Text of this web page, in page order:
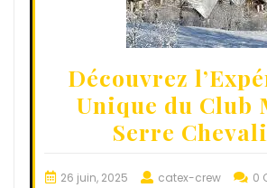
Découvrez
Unique du Club
Serre
26 juin, 2025 catex-crew 0